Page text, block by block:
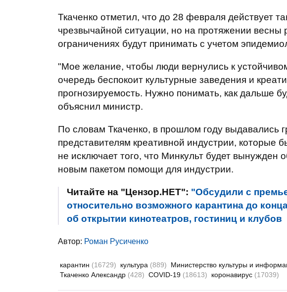
Ткаченко отметил, что до 28 февраля действует
чрезвычайной ситуации, но на протяжении
ограничениях будут принимать с учетом
"Мое желание, чтобы люди вернулись к
очередь беспокоит культурные заведения и
прогнозируемость. Нужно понимать, как дальше
объяснил министр.
По словам Ткаченко, в прошлом году выдавались
представителям креативной индустрии, которые
не исключает того, что Минкульт будет вынужден
новым пакетом помощи для индустрии.
Читайте на "Цензор.НЕТ": "Обсудили с
относительно возможного карантина до
об открытии кинотеатров, гостиниц и клубов
Автор: Роман Русиченко
карантин (16729) культура (889) Министерство культуры и
Ткаченко Александр (428) COVID-19 (18613) коронавирус (17039)